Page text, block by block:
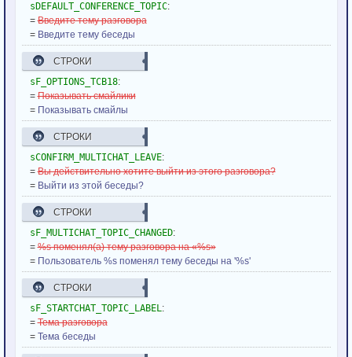
sDEFAULT_CONFERENCE_TOPIC:
=Введите тему разговора
= Введите тему беседы
СТРОКИ
sF_OPTIONS_TCB18:
=Показывать смайлики
= Показывать смайлы
СТРОКИ
sCONFIRM_MULTICHAT_LEAVE:
=Вы действительно хотите выйти из этого разговора?
= Выйти из этой беседы?
СТРОКИ
sF_MULTICHAT_TOPIC_CHANGED:
=%s поменял(а) тему разговора на «%s»
= Пользователь %s поменял тему беседы на '%s'
СТРОКИ
sF_STARTCHAT_TOPIC_LABEL:
=Тема разговора
= Тема беседы